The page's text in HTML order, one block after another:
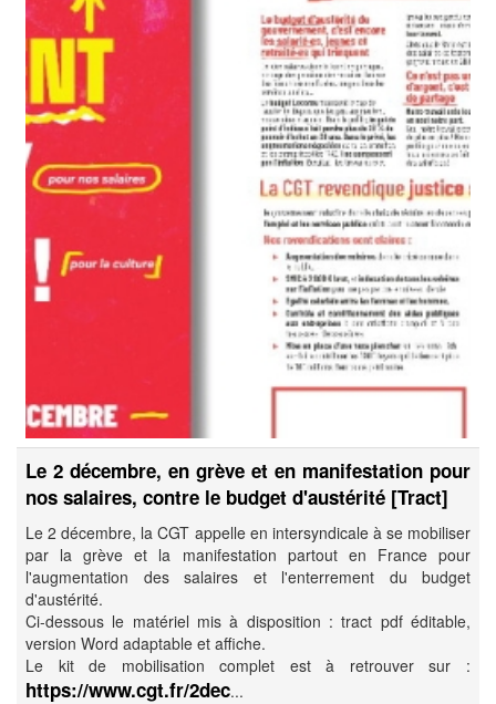
Le 2 décembre, en grève et en manifestation pour
nos salaires, contre le budget d'austérité [Tract]
Le 2 décembre, la CGT appelle en intersyndicale à se mobiliser
par la grève et la manifestation partout en France pour
l'augmentation des salaires et l'enterrement du budget
d'austérité.
Ci-dessous le matériel mis à disposition : tract pdf éditable,
version Word adaptable et affiche.
Le kit de mobilisation complet est à retrouver sur :
https://www.cgt.fr/2dec...